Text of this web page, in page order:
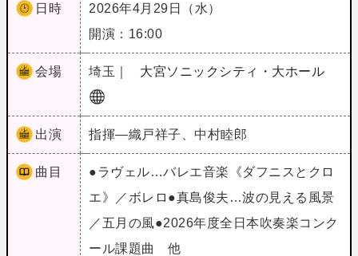
日時
2026年4月29日（水）
開演：16:00
会場 埼玉｜ 大宮ソニックシティ・大ホール
出演 指揮―織戸祥子、中村睦郎
曲目
●ラヴェル…バレエ音楽《ダフニスとクロ
エ》／ボレロ●真島俊夫…波の見える風景
／五月の風●2026年度全日本吹奏楽コンク
ール課題曲 他